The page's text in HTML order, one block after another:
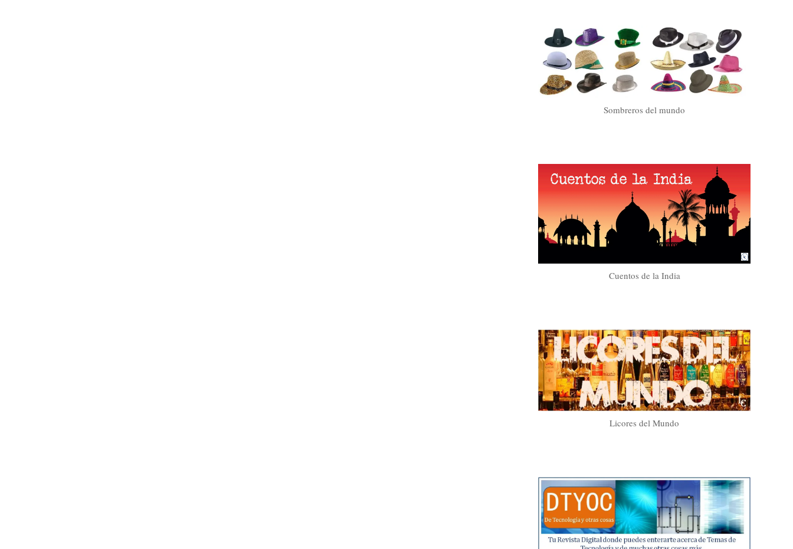
Sombreros del mundo
Cuentos de la India
Licores del Mundo